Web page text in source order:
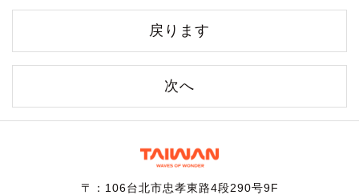
戻ります
次へ
〒：106台北市忠孝東路4段290号9F